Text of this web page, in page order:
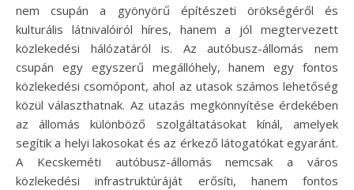
nem csupán a gyönyörű építészeti örökségéről és
kulturális látnivalóiról híres, hanem a jól megtervezett
közlekedési hálózatáról is. Az autóbusz-állomás nem
csupán egy egyszerű megállóhely, hanem egy fontos
közlekedési csomópont, ahol az utasok számos lehetőség
közül választhatnak. Az utazás megkönnyítése érdekében
az állomás különböző szolgáltatásokat kínál, amelyek
segítik a helyi lakosokat és az érkező látogatókat egyaránt.
A Kecskeméti autóbusz-állomás nemcsak a város
közlekedési infrastruktúráját erősíti, hanem fontos